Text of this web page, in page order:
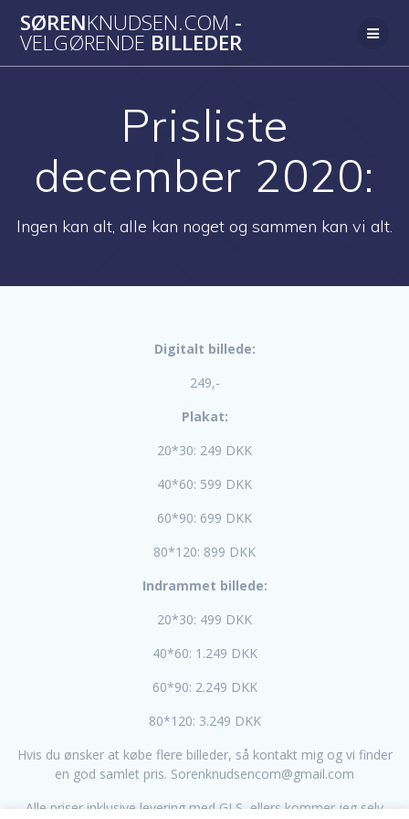
to
content
SØRENKNUDSEN.COM -
VELGØRENDE BILLEDER
Prisliste
december 2020:
Ingen kan alt, alle kan noget og sammen kan vi alt.
Digitalt billede:
249,-
Plakat:
20*30: 249 DKK
40*60: 599 DKK
60*90: 699 DKK
80*120: 899 DKK
Indrammet billede:
20*30: 499 DKK
40*60: 1.249 DKK
60*90: 2.249 DKK
80*120: 3.249 DKK
Hvis du ønsker at købe flere billeder, så kontakt mig og vi finder
en god samlet pris. Sorenknudsencom@gmail.com
Alle priser inklusive levering med GLS, ellers kommer jeg selv